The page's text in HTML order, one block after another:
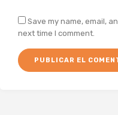
Save my name, email,
next time I comment.